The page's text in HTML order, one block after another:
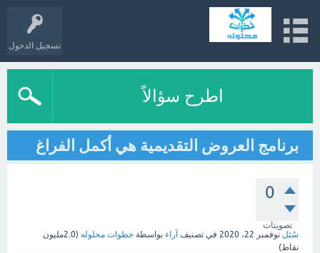
تسجيل الدخول
اطرح سؤالاً
برنامج العروض التقديمية هي أكمل الفراغ
0
تصويتات
سُئل نوفمبر 22، 2020 في تصنيف آراء بواسطة خطوات محلوله (2.0مليون
نقاط)